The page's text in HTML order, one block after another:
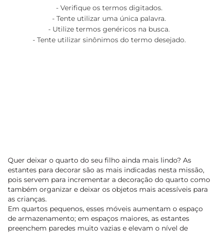
Verifique os termos digitados.
Tente utilizar uma única palavra.
Utilize termos genéricos na busca.
Tente utilizar sinônimos do termo desejado.
Quer deixar o quarto do seu filho ainda mais lindo? As
estantes para decorar são as mais indicadas nesta missão,
pois servem para incrementar a decoração do quarto como
também organizar e deixar os objetos mais acessíveis para
as crianças.
Em quartos pequenos, esses móveis aumentam o espaço
de armazenamento; em espaços maiores, as estantes
preenchem paredes muito vazias e elevam o nível de